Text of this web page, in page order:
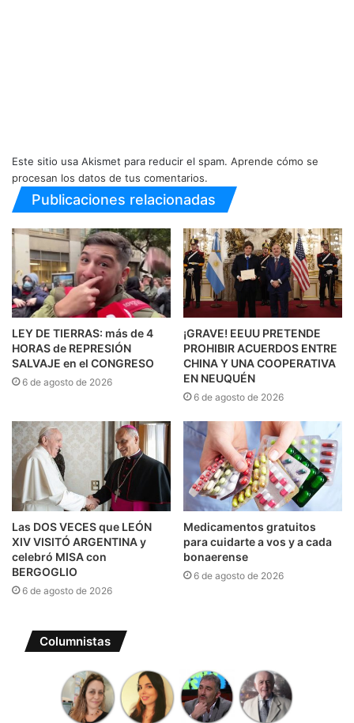
Este sitio usa Akismet para reducir el spam. Aprende cómo se
procesan los datos de tus comentarios.
Publicaciones relacionadas
LEY DE TIERRAS: más de 4
HORAS de REPRESIÓN
SALVAJE en el CONGRESO
6 de agosto de 2026
¡GRAVE! EEUU PRETENDE
PROHIBIR ACUERDOS ENTRE
CHINA Y UNA COOPERATIVA
EN NEUQUÉN
6 de agosto de 2026
Las DOS VECES que LEÓN
XIV VISITÓ ARGENTINA y
celebró MISA con
BERGOGLIO
6 de agosto de 2026
Medicamentos gratuitos
para cuidarte a vos y a cada
bonaerense
6 de agosto de 2026
Columnistas